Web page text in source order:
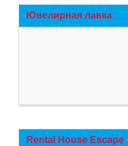
Ювелирная лавка
Rental House Escape